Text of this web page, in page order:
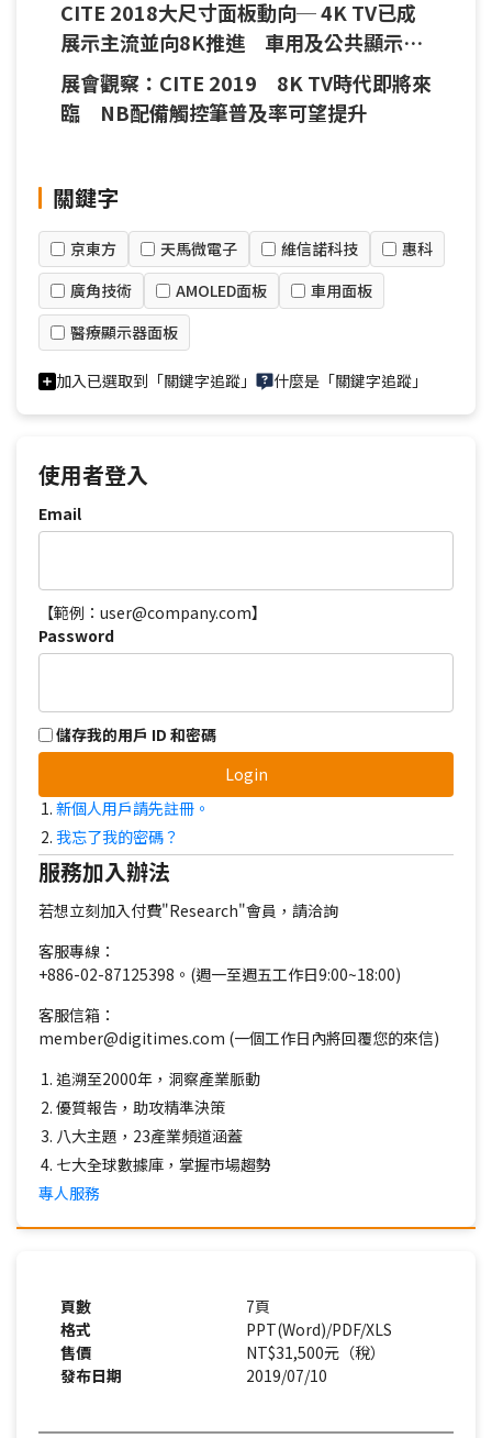
CITE 2018大尺寸面板動向─ 4K TV已成
展示主流並向8K推進 車用及公共顯示應
用亦發展迅速
展會觀察：CITE 2019 8K TV時代即將來
臨 NB配備觸控筆普及率可望提升
關鍵字
京東方 天馬微電子 維信諾科技
惠科
廣角技術
AMOLED面板
車用面板
醫療顯示器面板
加入已選取到「關鍵字追蹤」 什麼是「關鍵字追蹤」
使用者登入
Email
【範例：user@company.com】
Password
儲存我的用戶 ID 和密碼
Login
新個人用戶請先註冊。
我忘了我的密碼？
服務加入辦法
若想立刻加入付費"Research"會員，請洽詢
客服專線：
+886-02-87125398。(週一至週五工作日9:00~18:00)
客服信箱：
member@digitimes.com (一個工作日內將回覆您的來信)
追溯至2000年，洞察產業脈動
優質報告，助攻精準決策
八大主題，23產業頻道涵蓋
七大全球數據庫，掌握市場趨勢
專人服務
頁數
7頁
格式
PPT(Word)/PDF/XLS
售價
NT$31,500元（稅）
發布日期
2019/07/10